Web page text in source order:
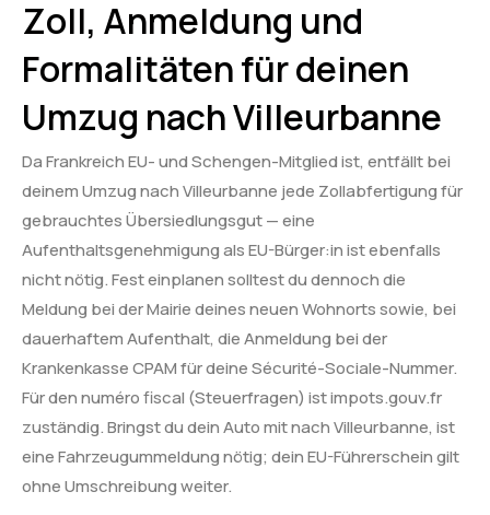
Zoll, Anmeldung und
Formalitäten für deinen
Umzug nach Villeurbanne
Da Frankreich EU- und Schengen-Mitglied ist, entfällt bei
deinem Umzug nach Villeurbanne jede Zollabfertigung für
gebrauchtes Übersiedlungsgut — eine
Aufenthaltsgenehmigung als EU-Bürger:in ist ebenfalls
nicht nötig. Fest einplanen solltest du dennoch die
Meldung bei der Mairie deines neuen Wohnorts sowie, bei
dauerhaftem Aufenthalt, die Anmeldung bei der
Krankenkasse CPAM für deine Sécurité-Sociale-Nummer.
Für den numéro fiscal (Steuerfragen) ist impots.gouv.fr
zuständig. Bringst du dein Auto mit nach Villeurbanne, ist
eine Fahrzeugummeldung nötig; dein EU-Führerschein gilt
ohne Umschreibung weiter.